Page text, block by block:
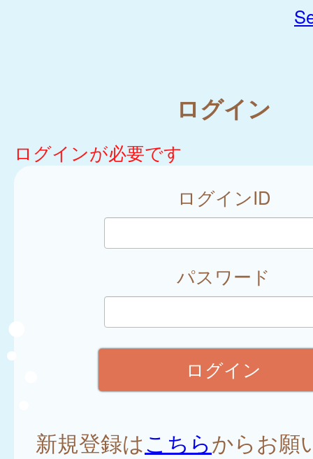
ログイン
ログインが必要です
ログインID
パスワード
新規登録はこちらからお願